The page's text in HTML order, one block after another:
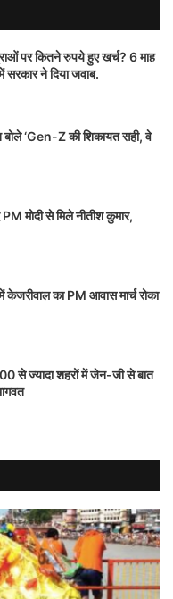
पर कितने रुपये हुए खर्च? 6 माह
सरकार ने दिया जवाब.
बोले ‘Gen-Z की शिकायत सही, वे
मोदी से मिले नीतीश कुमार,
केजरीवाल का PM आवास मार्च रोका
से ज्यादा शहरों में जेन-जी से बात